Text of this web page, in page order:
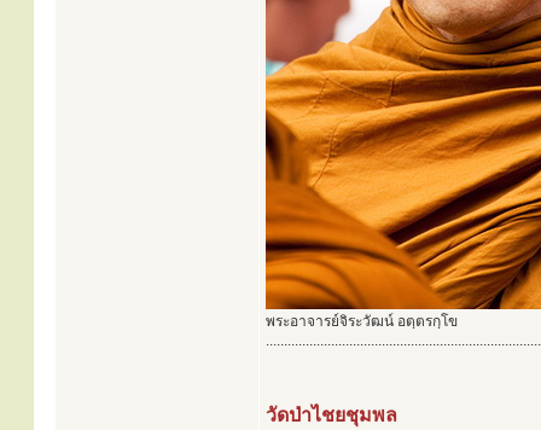
พระอาจารย์จิระวัฒน์ อตฺตรกฺโข
............................................................................
วัดป่าไชยชุมพล